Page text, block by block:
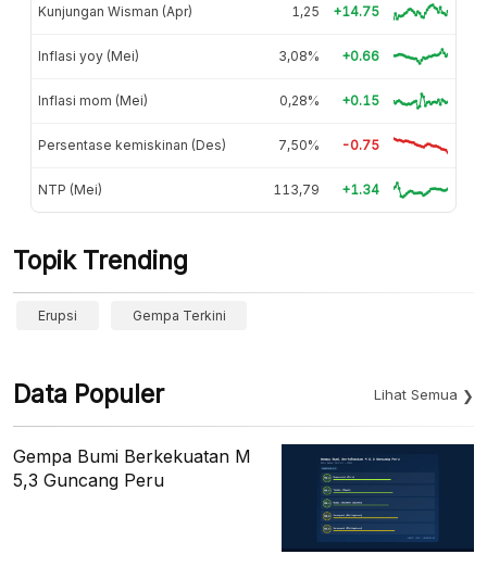
Kunjungan Wisman (Apr) 1,25 +14.75
Inflasi yoy (Mei) 3,08% +0.66
Inflasi mom (Mei) 0,28% +0.15
Persentase kemiskinan (Des) 7,50% -0.75
NTP (Mei) 113,79 +1.34
Topik Trending
Erupsi Gempa Terkini
Data Populer Lihat Semua
Gempa Bumi Berkekuatan M
5,3 Guncang Peru